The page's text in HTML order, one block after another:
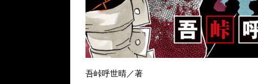
吾峠呼世晴／著